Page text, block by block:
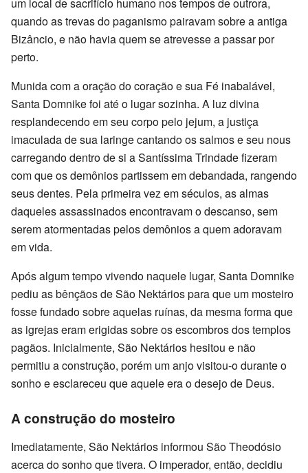
quando as trevas do paganismo pairavam sobre a antiga
Bizâncio, e não havia quem se atrevesse a passar por
perto.
Munida com a oração do coração e sua Fé inabalável,
Santa Domnike foi até o lugar sozinha. A luz divina
resplandecendo em seu corpo pelo jejum, a justiça
imaculada de sua laringe cantando os salmos e seu nous
carregando dentro de si a Santíssima Trindade fizeram
com que os demônios partissem em debandada, rangendo
seus dentes. Pela primeira vez em séculos, as almas
daqueles assassinados encontravam o descanso, sem
serem atormentadas pelos demônios a quem adoravam
em vida.
Após algum tempo vivendo naquele lugar, Santa Domnike
pediu as bênçãos de São Nektários para que um mosteiro
fosse fundado sobre aquelas ruínas, da mesma forma que
as igrejas eram erigidas sobre os escombros dos templos
pagãos. Inicialmente, São Nektários hesitou e não
permitiu a construção, porém um anjo visitou-o durante o
sonho e esclareceu que aquele era o desejo de Deus.
A construção do mosteiro
Imediatamente, São Nektários informou São Theodósio
acerca do sonho que tivera. O imperador, então, decidiu